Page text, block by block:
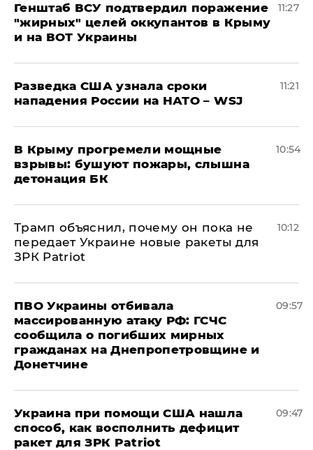
Генштаб ВСУ подтвердил поражение
"жирных" целей оккупантов в Крыму
и на ВОТ Украины
11:27
Разведка США узнала сроки
нападения России на НАТО – WSJ
11:21
В Крыму прогремели мощные
взрывы: бушуют пожары, слышна
детонация БК
10:54
Трамп объяснил, почему он пока не
передает Украине новые ракеты для
ЗРК Patriot
10:12
ПВО Украины отбивала
массированную атаку РФ: ГСЧС
сообщила о погибших мирных
гражданах на Днепропетровщине и
Донетчине
09:57
Украина при помощи США нашла
способ, как восполнить дефицит
ракет для ЗРК Patriot
09:47